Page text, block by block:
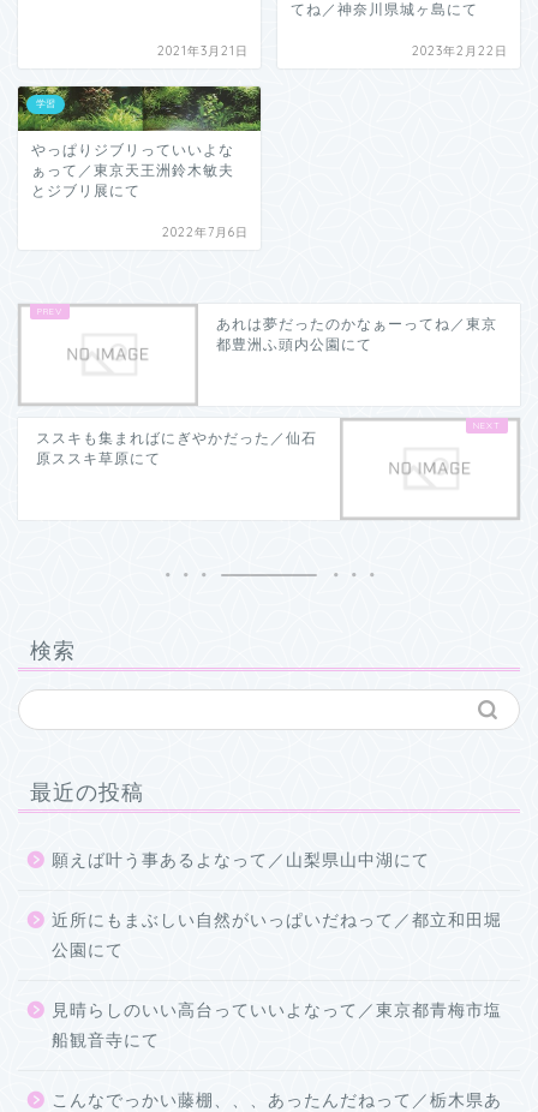
2021年3月21日
てね／神奈川県城ヶ島にて
2023年2月22日
学習
やっぱりジブリっていいよな
ぁって／東京天王洲鈴木敏夫
とジブリ展にて
2022年7月6日
あれは夢だったのかなぁーってね／東京
都豊洲ふ頭内公園にて
ススキも集まればにぎやかだった／仙石
原ススキ草原にて
検索
最近の投稿
願えば叶う事あるよなって／山梨県山中湖にて
近所にもまぶしい自然がいっぱいだねって／都立和田堀
公園にて
見晴らしのいい高台っていいよなって／東京都青梅市塩
船観音寺にて
こんなでっかい藤棚、、、あったんだねって／栃木県あ